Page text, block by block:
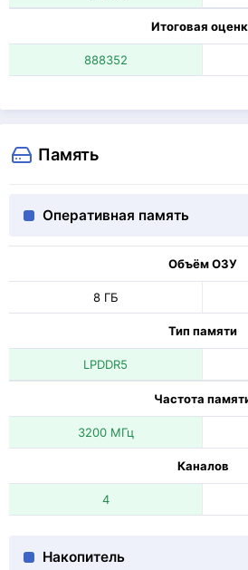
Итоговая
888352
Память
Оперативная память
Объём ОЗУ
8 ГБ
Тип памяти
LPDDR5
Частота
3200 МГц
Каналов
4
Накопитель